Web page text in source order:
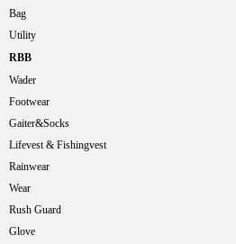
Bag
Utility
RBB
Wader
Footwear
Gaiter&Socks
Lifevest & Fishingvest
Rainwear
Wear
Rush Guard
Glove